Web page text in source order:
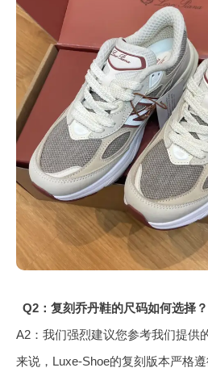
Q2：复刻乔丹鞋的尺码如何选择？
A2：我们强烈建议您参考我们提供
来说，Luxe-Shoe的复刻版本严格